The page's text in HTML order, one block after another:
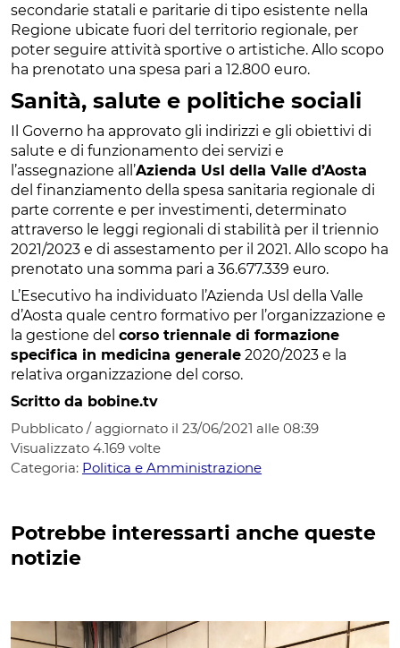
secondarie statali e paritarie di tipo esistente nella
Regione ubicate fuori del territorio regionale, per
poter seguire attività sportive o artistiche. Allo scopo
ha prenotato una spesa pari a 12.800 euro.
Sanità, salute e politiche sociali
Il Governo ha approvato gli indirizzi e gli obiettivi di
salute e di funzionamento dei servizi e
l’assegnazione all’Azienda Usl della Valle d’Aosta
del finanziamento della spesa sanitaria regionale di
parte corrente e per investimenti, determinato
attraverso le leggi regionali di stabilità per il triennio
2021/2023 e di assestamento per il 2021. Allo scopo ha
prenotato una somma pari a 36.677.339 euro.
L’Esecutivo ha individuato l’Azienda Usl della Valle
d’Aosta quale centro formativo per l’organizzazione e
la gestione del corso triennale di formazione
specifica in medicina generale 2020/2023 e la
relativa organizzazione del corso.
Scritto da bobine.tv
Pubblicato / aggiornato il 23/06/2021 alle 08:39
Visualizzato 4.169 volte
Categoria: Politica e Amministrazione
Potrebbe interessarti anche queste
notizie